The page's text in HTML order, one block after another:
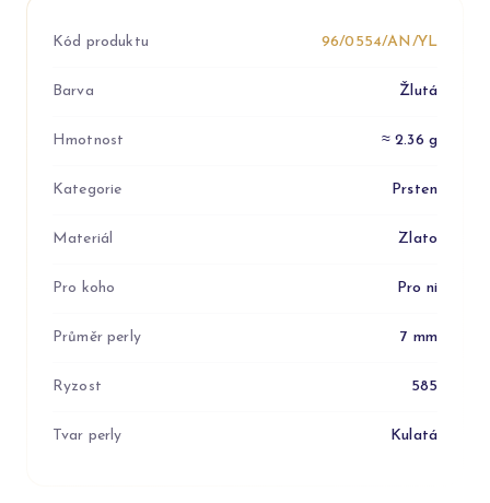
Kód produktu 96/0554/AN/YL
Barva Žlutá
Hmotnost ≈ 2.36 g
Kategorie Prsten
Materiál Zlato
Pro koho Pro ni
Průměr perly 7 mm
Ryzost 585
Tvar perly Kulatá